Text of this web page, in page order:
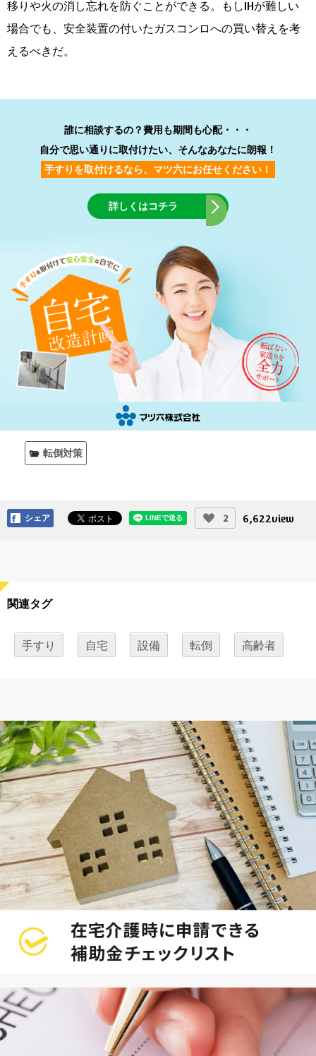
移りや火の消し忘れを防ぐことができる。もしIHが難しい
場合でも、安全装置の付いたガスコンロへの買い替えを考
えるべきだ。
誰に相談するの？費用も期間も心配・・・
自分で思い通りに取付けたい、そんなあなたに朗報！
手すりを取付けるなら、マツ六にお任せください！
詳しくはコチラ
転倒対策
シェア 2 6,622view
関連タグ
手すり 自宅 設備 転倒 高齢者